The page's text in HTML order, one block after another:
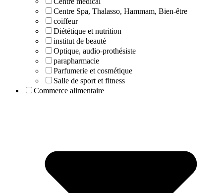
Centre Spa, Thalasso, Hammam, Bien-être
coiffeur
Diététique et nutrition
institut de beauté
Optique, audio-prothésiste
parapharmacie
Parfumerie et cosmétique
Salle de sport et fitness
Commerce alimentaire